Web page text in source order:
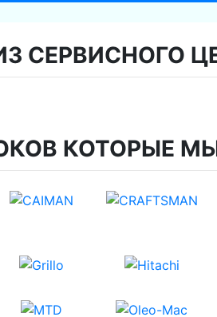
СЕРВИСНОГО
КОТОРЫЕ